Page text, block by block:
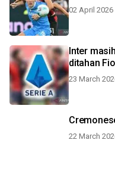
02 April 2026
Inter
ditahan
23 March
22 March